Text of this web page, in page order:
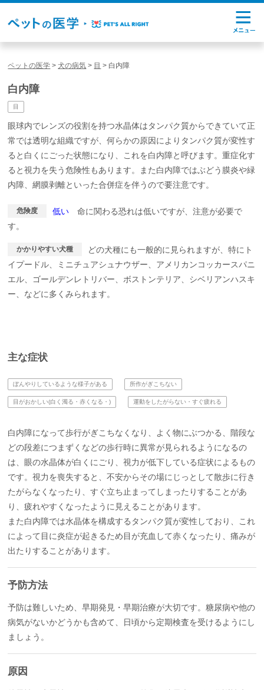
ペットの医学 >犬の病気 > 目 > 白内障
白内障
目
眼球内でレンズの役割を持つ水晶体はタンパク質からできていて正
常では透明な組織ですが、何らかの原因によりタンパク質が変性す
ると白くにごった状態になり、これを白内障と呼びます。重症化す
ると視力を失う危険性もあります。また白内障ではぶどう膜炎や緑
内障、網膜剥離といった合併症を伴うので要注意です。
危険度 低い 命に関わる恐れは低いですが、注意が必要で
す。
かかりやすい犬種
どの犬種にも一般的に見られますが、特にト
イプードル、ミニチュアシュナウザー、アメリカンコッカースパニ
エル、ゴールデンレトリバー、ボストンテリア、シベリアンハスキ
ー、などに多くみられます。
主な症状
ぼんやりしているような様子がある 所作がぎこちない
目がおかしい(白く濁る・赤くなる・) 運動をしたがらない・すぐ疲れる
白内障になって歩行がぎこちなくなり、よく物にぶつかる、階段な
どの段差につまずくなどの歩行時に異常が見られるようになるの
は、眼の水晶体が白くにごり、視力が低下している症状によるもの
です。視力を喪失すると、不安からその場にじっとして散歩に行き
たがらなくなったり、すぐ立ち止まってしまったりすることがあ
り、疲れやすくなったように見えることがあります。
また白内障では水晶体を構成するタンパク質が変性しており、これ
によって目に炎症が起きるため目が充血して赤くなったり、痛みが
出たりすることがあります。
予防方法
予防は難しいため、早期発見・早期治療が大切です。糖尿病や他の
病気がないかどうかも含めて、日頃から定期検査を受けるようにし
ましょう。
原因